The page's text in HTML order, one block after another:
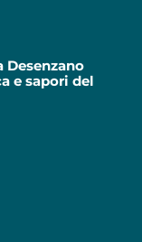
Desenzano
e sapori del